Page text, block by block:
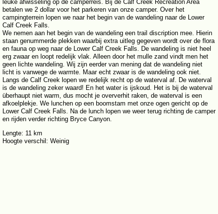
leuke afwisseling op de camperreis. Bij de Calf Creek Recreation Area
betalen we 2 dollar voor het parkeren van onze camper. Over het
campingterrein lopen we naar het begin van de wandeling naar de Lower
Calf Creek Falls.
We nemen aan het begin van de wandeling een trail discription mee. Hierin
staan genummerde plekken waarbij extra uitleg gegeven wordt over de flora
en fauna op weg naar de Lower Calf Creek Falls. De wandeling is niet heel
erg zwaar en loopt redelijk vlak. Alleen door het mulle zand vindt men het
geen lichte wandeling. Wij zijn eerder van mening dat de wandeling niet
licht is vanwege de warmte. Maar echt zwaar is de wandeling ook niet.
Langs de Calf Creek lopen we redelijk recht op de waterval af. De waterval
is de wandeling zeker waard! En het water is ijskoud. Het is bij de waterval
überhaupt niet warm, dus mocht je oververhit raken, de waterval is een
afkoelplekje. We lunchen op een boomstam met onze ogen gericht op de
Lower Calf Creek Falls. Na de lunch lopen we weer terug richting de camper
en rijden verder richting Bryce Canyon.
Lengte: 11 km
Hoogte verschil: Weinig